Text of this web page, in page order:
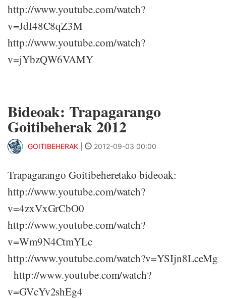
http://www.youtube.com/watch?
v=JdI48C8qZ3M
http://www.youtube.com/watch?
v=jYbzQW6VAMY
Bideoak: Trapagarango
Goitibeherak 2012
GOITIBEHERAK 2012-09-03 00:00
Trapagarango Goitibeheretako bideoak:
http://www.youtube.com/watch?
v=4zxVxGrCbO0
http://www.youtube.com/watch?
v=Wm9N4CtmYLc
http://www.youtube.com/watch?v=YSIjn8LceMg
http://www.youtube.com/watch?
v=GVcYv2shEg4